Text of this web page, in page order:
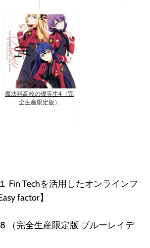
魔法科高校の優等生4（完
全生産限定版）
Fin Techを活用したオンラインフ
factor】
（完全生産限定版 ブルーレイデ